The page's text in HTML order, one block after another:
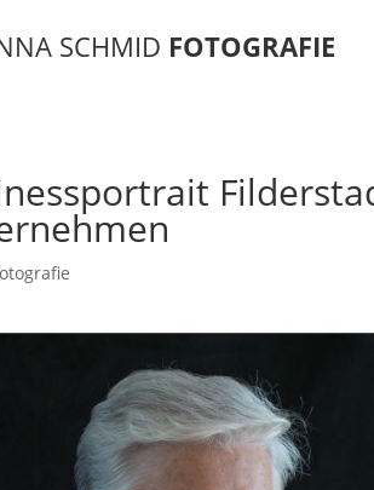
SCHMID FOTOGRAFIE